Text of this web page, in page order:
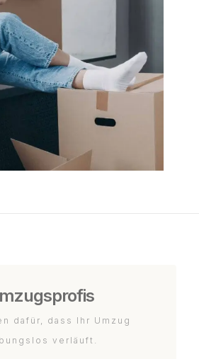
dafür, dass Ihr Umzug
verläuft.